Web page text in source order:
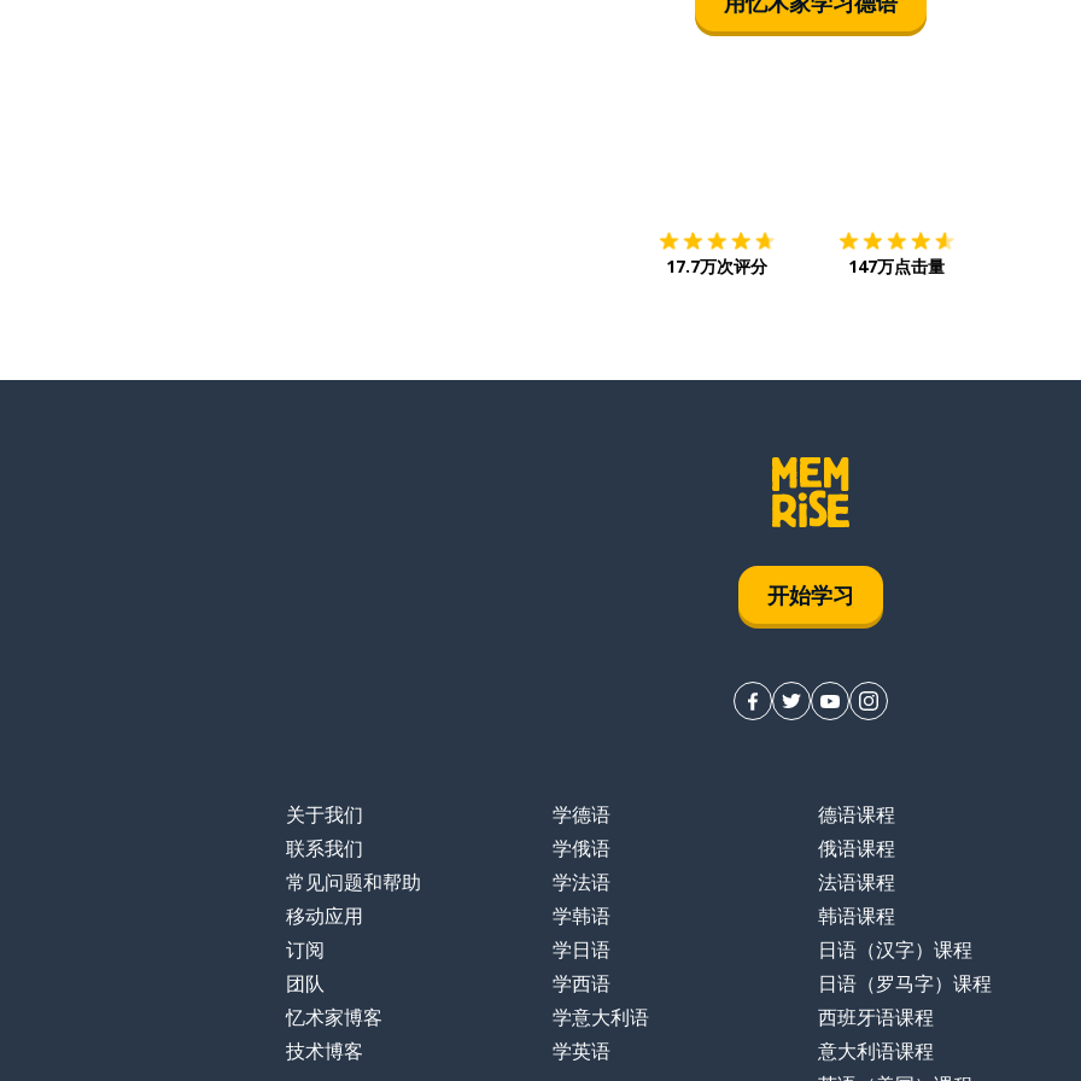
17.7万次评分 147万点击量
开始学习
关于我们
联系我们
常见问题和帮助
移动应用
订阅
团队
忆术家博客
技术博客
学德语
学俄语
学法语
学韩语
学日语
学西语
学意大利语
学英语
德语课程
俄语课程
法语课程
韩语课程
日语（汉字）课程
日语（罗马字）课程
西班牙语课程
意大利语课程